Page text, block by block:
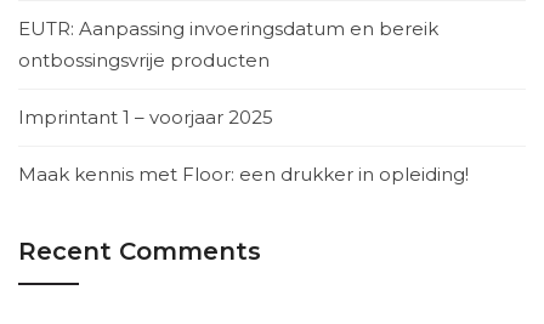
EUTR: Aanpassing invoeringsdatum en bereik
ontbossingsvrije producten
Imprintant 1 – voorjaar 2025
Maak kennis met Floor: een drukker in opleiding!
Recent Comments